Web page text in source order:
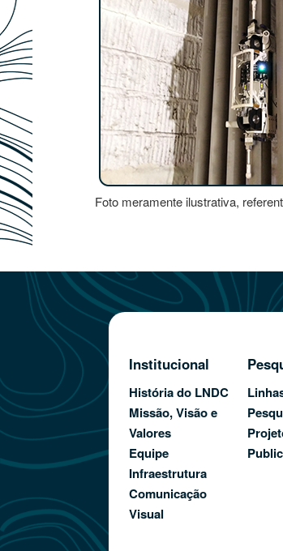
Foto meramente ilustrativa,
Institucional
História do LNDC
Missão, Visão e
Valores
Equipe
Infraestrutura
Comunicação
Visual